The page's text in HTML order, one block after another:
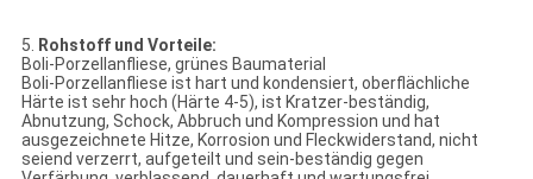
5. Rohstoff und Vorteile:
Boli-Porzellanfliese, grünes Baumaterial
Boli-Porzellanfliese ist hart und kondensiert, oberflächliche
Härte ist sehr hoch (Härte 4-5), ist Kratzer-beständig,
Abnutzung, Schock, Abbruch und Kompression und hat
ausgezeichnete Hitze, Korrosion und Fleckwiderstand, nicht
seiend verzerrt, aufgeteilt und sein-beständig gegen